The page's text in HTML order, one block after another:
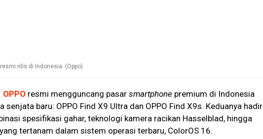
rilis di Indonesia. (Oppo)
OPPO resmi mengguncang pasar smartphone premium di Indonesia
senjata baru: OPPO Find X9 Ultra dan OPPO Find X9s. Keduanya hadir
spesifikasi gahar, teknologi kamera racikan Hasselblad, hingga
tertanam dalam sistem operasi terbaru, ColorOS 16.